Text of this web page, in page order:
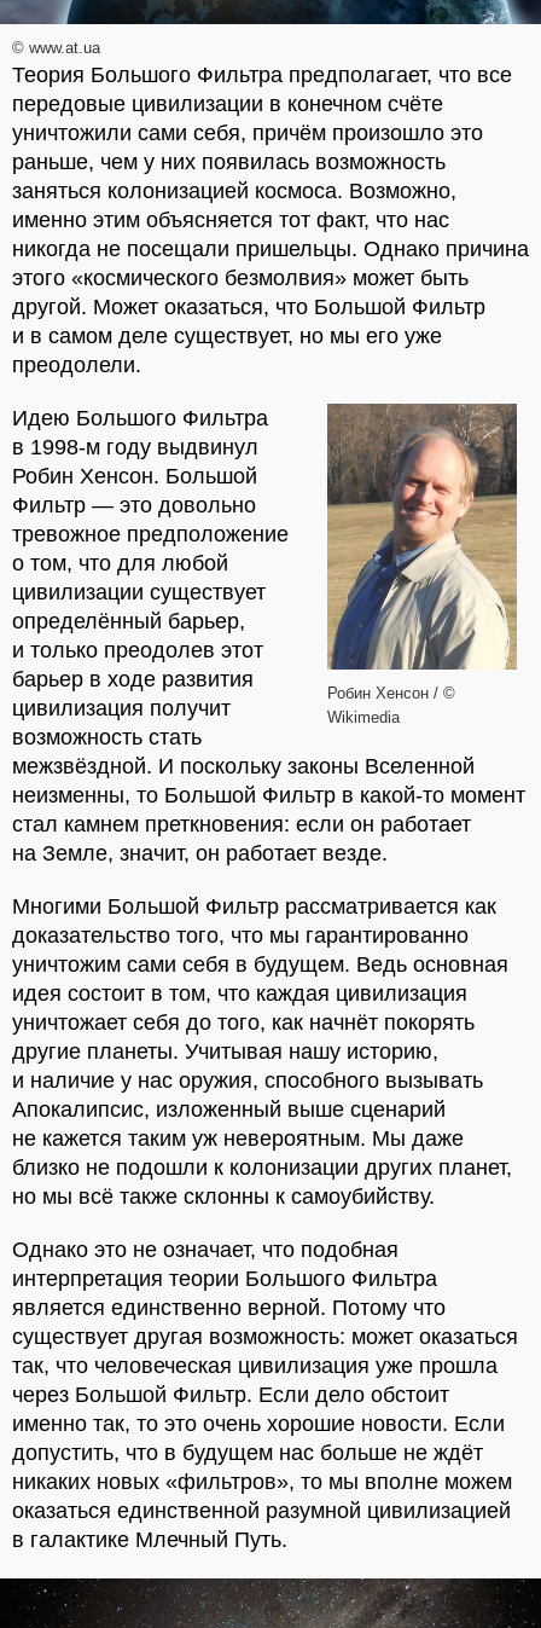
© www.at.ua
Теория Большого Фильтра предполагает, что все
передовые цивилизации в конечном счёте
уничтожили сами себя, причём произошло это
раньше, чем у них появилась возможность
заняться колонизацией космоса. Возможно,
именно этим объясняется тот факт, что нас
никогда не посещали пришельцы. Однако причина
этого «космического безмолвия» может быть
другой. Может оказаться, что Большой Фильтр
и в самом деле существует, но мы его уже
преодолели.
Робин Хенсон / ©
Wikimedia
Идею Большого Фильтра
в 1998-м году выдвинул
Робин Хенсон. Большой
Фильтр — это довольно
тревожное предположение
о том, что для любой
цивилизации существует
определённый барьер,
и только преодолев этот
барьер в ходе развития
цивилизация получит
возможность стать
межзвёздной. И поскольку законы Вселенной
неизменны, то Большой Фильтр в какой-то момент
стал камнем преткновения: если он работает
на Земле, значит, он работает везде.
Многими Большой Фильтр рассматривается как
доказательство того, что мы гарантированно
уничтожим сами себя в будущем. Ведь основная
идея состоит в том, что каждая цивилизация
уничтожает себя до того, как начнёт покорять
другие планеты. Учитывая нашу историю,
и наличие у нас оружия, способного вызывать
Апокалипсис, изложенный выше сценарий
не кажется таким уж невероятным. Мы даже
близко не подошли к колонизации других планет,
но мы всё также склонны к самоубийству.
Однако это не означает, что подобная
интерпретация теории Большого Фильтра
является единственно верной. Потому что
существует другая возможность: может оказаться
так, что человеческая цивилизация уже прошла
через Большой Фильтр. Если дело обстоит
именно так, то это очень хорошие новости. Если
допустить, что в будущем нас больше не ждёт
никаких новых «фильтров», то мы вполне можем
оказаться единственной разумной цивилизацией
в галактике Млечный Путь.